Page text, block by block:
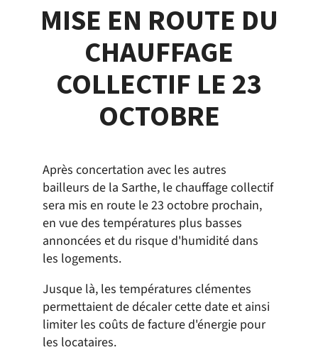
MISE EN ROUTE DU
CHAUFFAGE
COLLECTIF LE 23
OCTOBRE
Après concertation avec les autres
bailleurs de la Sarthe, le chauffage collectif
sera mis en route le 23 octobre prochain,
en vue des températures plus basses
annoncées et du risque d'humidité dans
les logements.
Jusque là, les températures clémentes
permettaient de décaler cette date et ainsi
limiter les coûts de facture d'énergie pour
les locataires.